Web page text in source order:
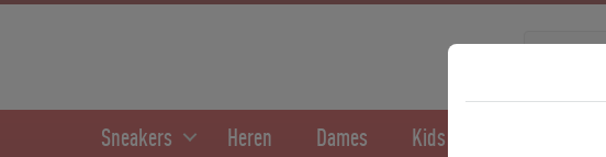
Sneakers Heren Dames Kids